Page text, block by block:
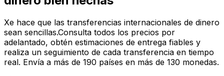
Xe hace que las transferencias internacionales de dinero
sean sencillas.Consulta todos los precios por
adelantado, obtén estimaciones de entrega fiables y
realiza un seguimiento de cada transferencia en tiempo
real. Envía a más de 190 países en más de 130 monedas.